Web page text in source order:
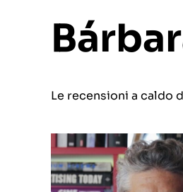
Le recensioni a caldo